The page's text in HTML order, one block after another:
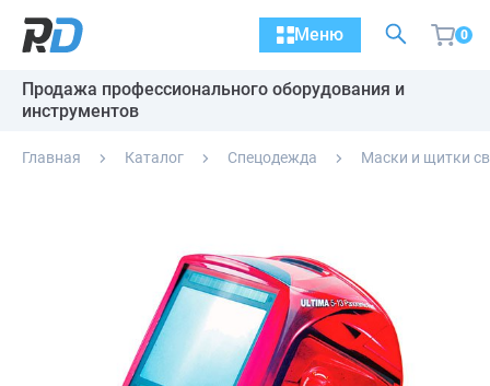
Меню 0
Продажа профессионального оборудования и
инструментов
Главная Каталог Спецодежда Маски и щитки